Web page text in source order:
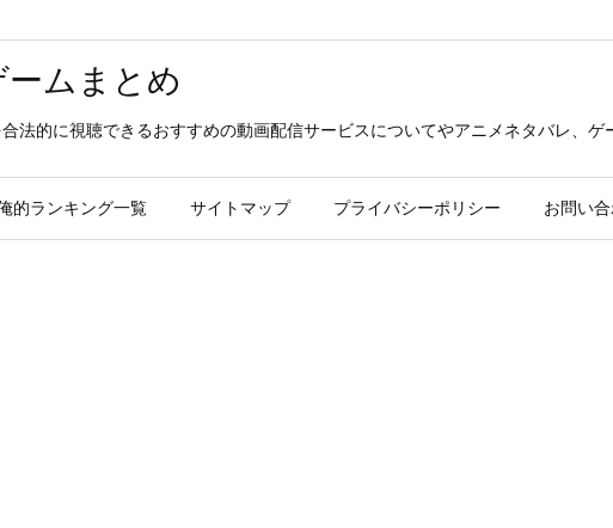
ムまとめ
法的に視聴できるおすすめの動画配信サービスについてやアニメネタバレ、ゲ
的ランキング一覧 サイトマップ プライバシーポリシー お問い